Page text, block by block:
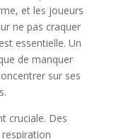
et les joueurs
ne pas craquer
essentielle. Un
de manquer
sur ses
cruciale. Des